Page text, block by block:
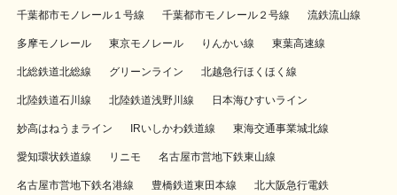
千葉都市モノレール１号線 千葉都市モノレール２号線 流鉄流山線
多摩モノレール 東京モノレール りんかい線 東葉高速線
北総鉄道北総線 グリーンライン 北越急行ほくほく線
北陸鉄道石川線 北陸鉄道浅野川線 日本海ひすいライン
妙高はねうまライン IRいしかわ鉄道線 東海交通事業城北線
愛知環状鉄道線 リニモ 名古屋市営地下鉄東山線
名古屋市営地下鉄名港線 豊橋鉄道東田本線 北大阪急行電鉄